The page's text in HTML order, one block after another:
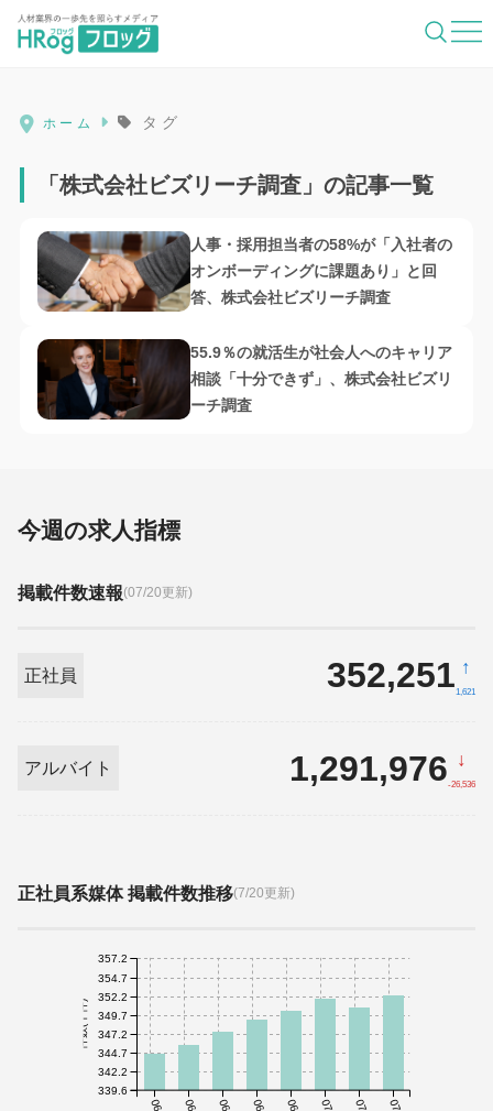
HRog | 人材業界の一歩先を照らすメディ
ホーム タグ
「株式会社ビズリーチ調査」の記事一覧
人事・採用担当者の58%が「入社者の
オンボーディングに課題あり」と回
答、株式会社ビズリーチ調査
55.9％の就活生が社会人へのキャリア
相談「十分できず」、株式会社ビズリ
ーチ調査
今週の求人指標
掲載件数速報(07/20更新)
正社員 352,251 ↑
1,621
アルバイト 1,291,976 ↓
-26,536
正社員系媒体 掲載件数推移(7/20更新)
件数(千件)
339.6
342.2
344.7
347.2
349.7
352.2
354.7
357.2